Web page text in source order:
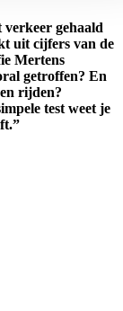
gehaald
uit cijfers van de
Mertens
getroffen? En
rijden?
test weet je